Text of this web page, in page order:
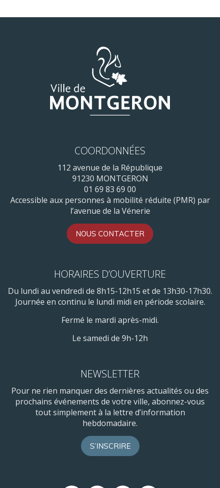
COORDONNÉES
112 avenue de la République
91230 MONTGERON
01 69 83 69 00
Accessible aux personnes à mobilité réduite (PMR) par
l’avenue de la Vénerie
NOUS CONTACTER
HORAIRES D’OUVERTURE
Du lundi au vendredi de 8h15-12h15 et de 13h30-17h30.
Journée en continu le lundi midi en période scolaire.
Fermé le mardi après-midi.
Le samedi de 9h-12h
NEWSLETTER
Pour ne rien manquer des dernières actualités ou des
prochains événements de votre ville, abonnez-vous
tout simplement à la lettre d’information
hebdomadaire.
S’INSCRIRE